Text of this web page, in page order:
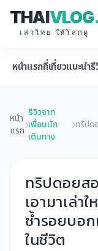
THAIVLOG
เล่าไทย ให้โลกดู
หน้าแรกที่เที่ยวแนะนำรี
หน้า
แรก
รีวิวจาก
เพื่อนนัก
เดินทาง
ทริปด
ทริปดอยส
เอามาเล่า
ซ้ำรอยบอ
ในชีวิต